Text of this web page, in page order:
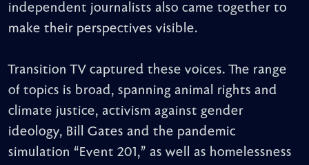
independent journalists also came together to
make their perspectives visible.
Transition TV captured these voices. The range
of topics is broad, spanning animal rights and
climate justice, activism against gender
ideology, Bill Gates and the pandemic
simulation “Event 201,” as well as homelessness